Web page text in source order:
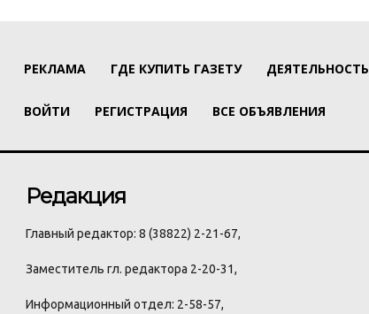
РЕКЛАМА ГДЕ КУПИТЬ ГАЗЕТУ ДЕЯТЕЛЬНОСТЬ
ВОЙТИ РЕГИСТРАЦИЯ ВСЕ ОБЪЯВЛЕНИЯ
Редакция
Главный редактор: 8 (38822) 2-21-67,
Заместитель гл. редактора 2-20-31,
Информационный отдел: 2-58-57,